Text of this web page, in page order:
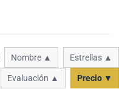
Nombre ▲ Estrellas ▲
Evaluación ▲ Precio ▼